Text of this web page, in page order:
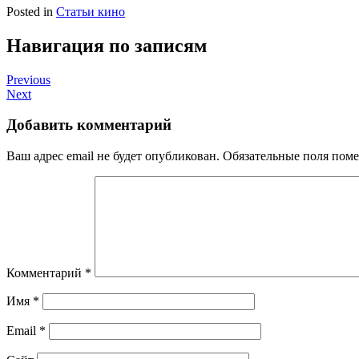
Posted in Статьи кино
Навигация по записям
Previous
Next
Добавить комментарий
Ваш адрес email не будет опубликован. Обязательные поля
Комментарий *
Имя *
Email *